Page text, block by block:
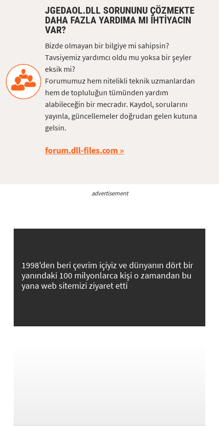
JGEDAOL.DLL SORUNUNU ÇÖZMEKTE
DAHA FAZLA YARDIMA MI IHTIYACIN
VAR?
Bizde olmayan bir bilgiye mi sahipsin?
Tavsiyemiz yardımcı oldu mu yoksa bir şeyler
eksik mi?
Forumumuz hem nitelikli teknik uzmanlardan
hem de topluluğun tümünden yardım
alabileceğin bir mecradır. Kaydol, sorularını
yayınla, güncellemeler doğrudan gelen kutuna
gelsin.
forum.dll-files.com
advertisement
1998'den beri çevrim içiyiz ve dünyanın dört bir
yanındaki 100 milyonlarca kişi o zamandan bu
yana web sitemizi ziyaret etti